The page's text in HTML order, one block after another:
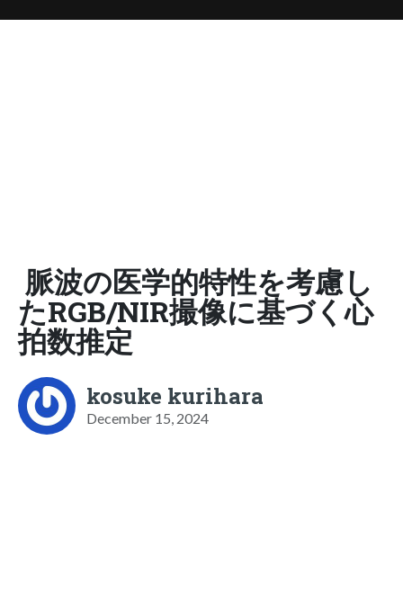
脈波の医学的特性を考慮し
たRGB/NIR撮像に基づく心
拍数推定
kosuke kurihara
December 15, 2024